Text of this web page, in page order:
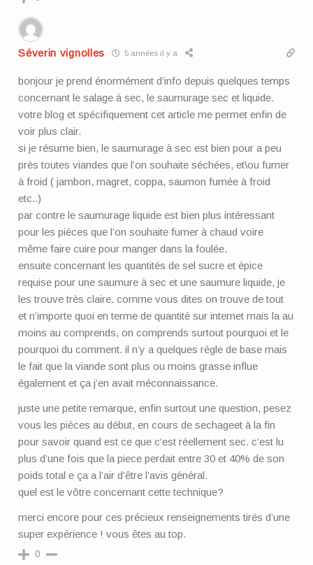
Séverin vignolles 5 années il y a
bonjour je prend énormément d’info depuis quelques temps
concernant le salage à sec, le saumurage sec et liquide.
votre blog et spécifiquement cet article me permet enfin de
voir plus clair.
si je résume bien, le saumurage à sec est bien pour a peu
près toutes viandes que l’on souhaite séchées, et\ou fumer
à froid ( jambon, magret, coppa, saumon fumée à froid
etc..)
par contre le saumurage liquide est bien plus intéressant
pour les pièces que l’on souhaite fumer à chaud voire
même faire cuire pour manger dans la foulée.
ensuite concernant les quantités de sel sucre et épice
requise pour une saumure à sec et une saumure liquide, je
les trouve très claire. comme vous dites on trouve de tout
et n’importe quoi en terme de quantité sur internet mais la au
moins au comprends, on comprends surtout pourquoi et le
pourquoi du comment. il n’y a quelques règle de base mais
le fait que la viande sont plus ou moins grasse influe
également et ça j’en avait méconnaissance.
juste une petite remarque, enfin surtout une question, pesez
vous les pièces au début, en cours de sechageet à la fin
pour savoir quand est ce que c’est réellement sec. c’est lu
plus d’une fois que la piece perdait entre 30 et 40% de son
poids total e ça a l’air d’être l’avis général.
quel est le vôtre concernant cette technique?
merci encore pour ces précieux renseignements tirés d’une
super expérience ! vous êtes au top.
0